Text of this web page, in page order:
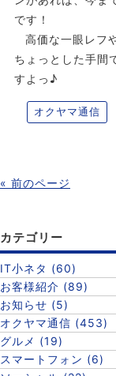
です！
高価な一眼レフ
ちょっとした手間
すよっ♪
オクヤマ通信
« 前のページ
カテゴリー
IT小ネタ (60)
お客様紹介 (89)
お知らせ (5)
オクヤマ通信 (453)
グルメ (19)
スマートフォン (6)